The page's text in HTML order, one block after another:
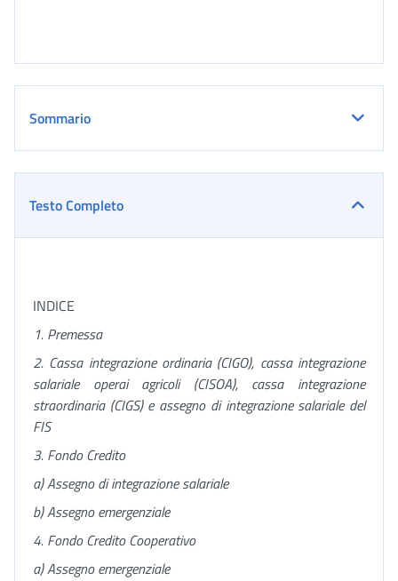
Sommario
Testo Completo
INDICE
1. Premessa
2. Cassa integrazione ordinaria (CIGO), cassa integrazione
salariale operai agricoli (CISOA), cassa integrazione
straordinaria (CIGS) e assegno di integrazione salariale del
FIS
3. Fondo Credito
a) Assegno di integrazione salariale
b) Assegno emergenziale
4. Fondo Credito Cooperativo
a) Assegno emergenziale